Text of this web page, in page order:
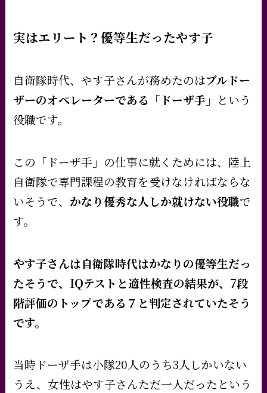
実はエリート？優等生だったやす子
自衛隊時代、やす子さんが務めたのはブルドー
ザーのオペレーターである「ドーザ手」 という
役職です。
この「ドーザ手」の仕事に就くためには、陸上
自衛隊で専門課程の教育を受けなければならな
いそうで、 かなり優秀な人しか就けない役職で
す。
やす子さんは自衛隊時代はかなりの優等生だっ
たそうで、IQテストと適性検査の結果が、7段
階評価のトップである７と判定されていたそう
です。
当時ドーザ手は小隊20人のうち3人しかいない
うえ、女性はやす子さんただ一人だったという